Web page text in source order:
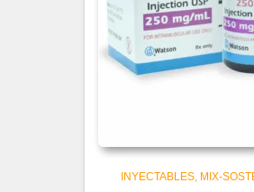
INYECTABLES MIX-